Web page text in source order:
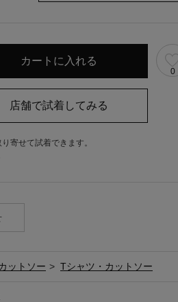
0
寄せて試着できます。
ットソー > Tシャツ・カットソー